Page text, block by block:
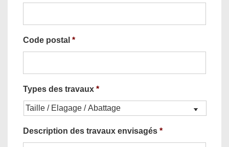
Code postal *
Types des travaux *
Description des travaux envisagés *